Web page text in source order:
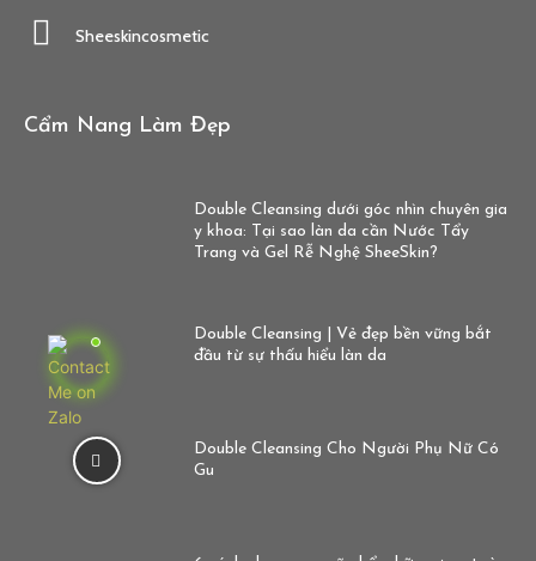
Sheeskincosmetic
Cẩm Nang Làm Đẹp
Double Cleansing dưới góc nhìn chuyên gia
y khoa: Tại sao làn da cần Nước Tẩy
Trang và Gel Rễ Nghệ SheeSkin?
Double Cleansing | Vẻ đẹp bền vững bắt
đầu từ sự thấu hiểu làn da
Double Cleansing Cho Người Phụ Nữ Có
Gu